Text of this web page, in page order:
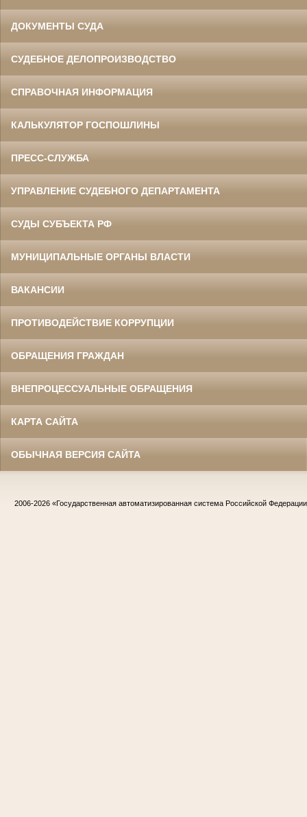
ДОКУМЕНТЫ СУДА
СУДЕБНОЕ ДЕЛОПРОИЗВОДСТВО
СПРАВОЧНАЯ ИНФОРМАЦИЯ
КАЛЬКУЛЯТОР ГОСПОШЛИНЫ
ПРЕСС-СЛУЖБА
УПРАВЛЕНИЕ СУДЕБНОГО ДЕПАРТАМЕНТА
СУДЫ СУБЪЕКТА РФ
МУНИЦИПАЛЬНЫЕ ОРГАНЫ ВЛАСТИ
ВАКАНСИИ
ПРОТИВОДЕЙСТВИЕ КОРРУПЦИИ
ОБРАЩЕНИЯ ГРАЖДАН
ВНЕПРОЦЕССУАЛЬНЫЕ ОБРАЩЕНИЯ
КАРТА САЙТА
ОБЫЧНАЯ ВЕРСИЯ САЙТА
2006-2026 «Государственная автоматизированная система Российской